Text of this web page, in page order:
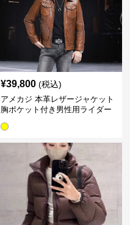
¥39,800 (税込)
アメカジ 本革レザージャケット
胸ポケット付き男性用ライダー